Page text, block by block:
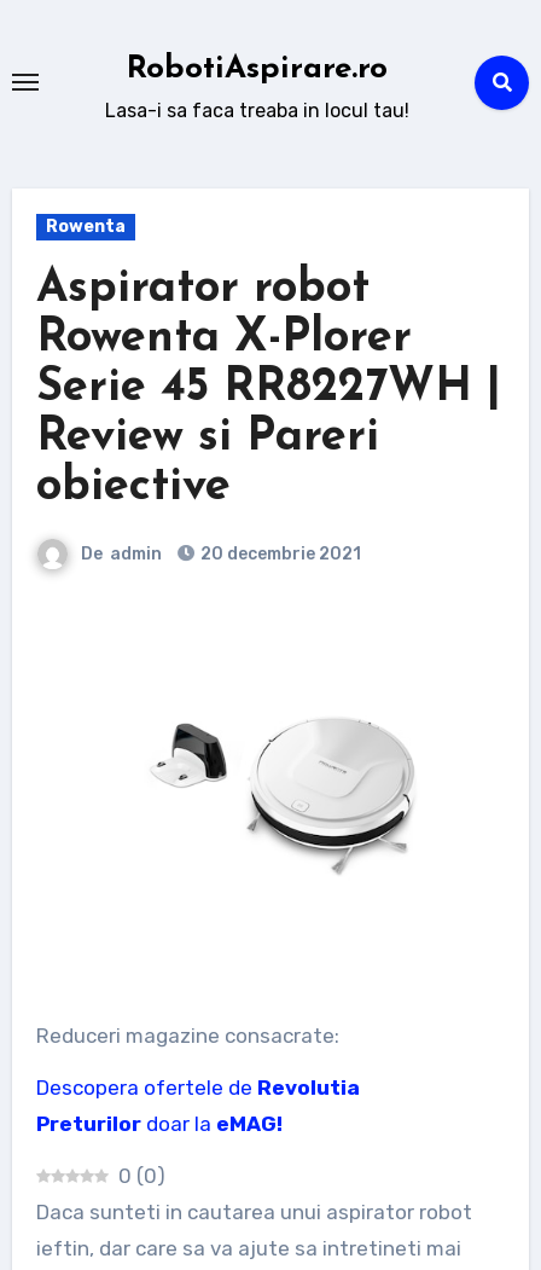
conținut
RobotiAspirare.ro
Lasa-i sa faca treaba in locul tau!
Rowenta
Aspirator robot
Rowenta X-Plorer
Serie 45 RR8227WH |
Review si Pareri
obiective
De admin 20 decembrie 2021
Reduceri magazine consacrate:
Descopera ofertele de Revolutia
Preturilor doar la eMAG!
0 (0)
Daca sunteti in cautarea unui aspirator robot
ieftin, dar care sa va ajute sa intretineti mai